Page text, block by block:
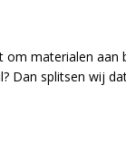
materialen aan
Dan splitsen wij